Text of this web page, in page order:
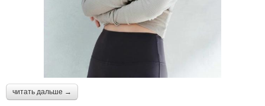
читать дальше →